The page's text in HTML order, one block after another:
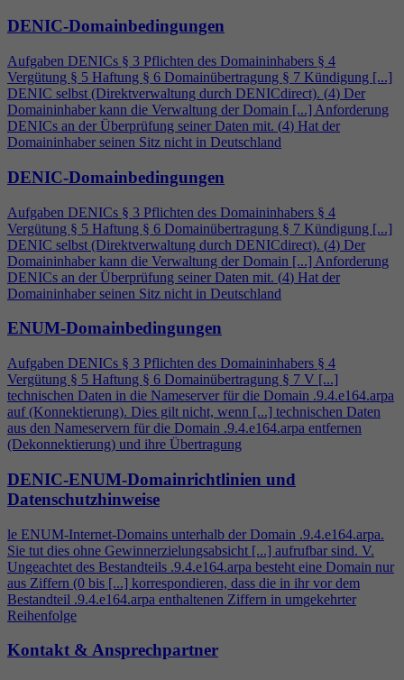
DENIC-Domainbedingungen
Aufgaben DENICs § 3 Pflichten des Domaininhabers § 4
Vergütung § 5 Haftung § 6 Domainübertragung § 7 Kündigung [...]
DENIC selbst (Direktverwaltung durch DENICdirect). (4) Der
Domaininhaber kann die Verwaltung der Domain [...] Anforderung
DENICs an der Überprüfung seiner Daten mit. (4) Hat der
Domaininhaber seinen Sitz nicht in Deutschland
DENIC-Domainbedingungen
Aufgaben DENICs § 3 Pflichten des Domaininhabers § 4
Vergütung § 5 Haftung § 6 Domainübertragung § 7 Kündigung [...]
DENIC selbst (Direktverwaltung durch DENICdirect). (4) Der
Domaininhaber kann die Verwaltung der Domain [...] Anforderung
DENICs an der Überprüfung seiner Daten mit. (4) Hat der
Domaininhaber seinen Sitz nicht in Deutschland
ENUM-Domainbedingungen
Aufgaben DENICs § 3 Pflichten des Domaininhabers § 4
Vergütung § 5 Haftung § 6 Domainübertragung § 7 V [...]
technischen Daten in die Nameserver für die Domain .9.4.e164.arpa
auf (Konnektierung). Dies gilt nicht, wenn [...] technischen Daten
aus den Nameservern für die Domain .9.4.e164.arpa entfernen
(Dekonnektierung) und ihre Übertragung
DENIC-ENUM-Domainrichtlinien und
Datenschutzhinweise
le ENUM-Internet-Domains unterhalb der Domain .9.4.e164.arpa.
Sie tut dies ohne Gewinnerzielungsabsicht [...] aufrufbar sind. V.
Ungeachtet des Bestandteils .9.4.e164.arpa besteht eine Domain nur
aus Ziffern (0 bis [...] korrespondieren, dass die in ihr vor dem
Bestandteil .9.4.e164.arpa enthaltenen Ziffern in umgekehrter
Reihenfolge
Kontakt & Ansprechpartner